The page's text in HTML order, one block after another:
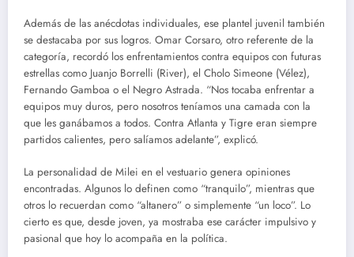
Además de las anécdotas individuales, ese plantel juvenil también
se destacaba por sus logros. Omar Corsaro, otro referente de la
categoría, recordó los enfrentamientos contra equipos con futuras
estrellas como Juanjo Borrelli (River), el Cholo Simeone (Vélez),
Fernando Gamboa o el Negro Astrada. “Nos tocaba enfrentar a
equipos muy duros, pero nosotros teníamos una camada con la
que les ganábamos a todos. Contra Atlanta y Tigre eran siempre
partidos calientes, pero salíamos adelante”, explicó.
La personalidad de Milei en el vestuario genera opiniones
encontradas. Algunos lo definen como “tranquilo”, mientras que
otros lo recuerdan como “altanero” o simplemente “un loco”. Lo
cierto es que, desde joven, ya mostraba ese carácter impulsivo y
pasional que hoy lo acompaña en la política.